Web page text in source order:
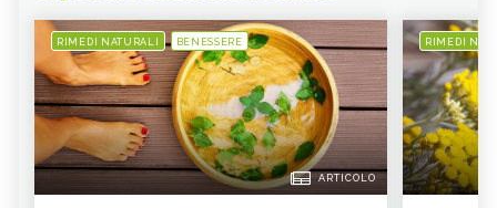
RIMEDI NATURALI BENESSERE
ARTICOLO
RIMEDI